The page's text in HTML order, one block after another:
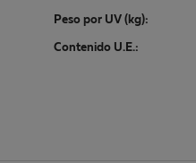
Peso por UV (kg):
Contenido U.E.: